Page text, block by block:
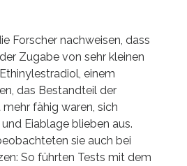
Forscher nachweisen, dass
Zugabe von sehr kleinen
einem
das Bestandteil der
fähig waren, sich
Eiablage blieben aus.
sie auch bei
So führten Tests mit dem